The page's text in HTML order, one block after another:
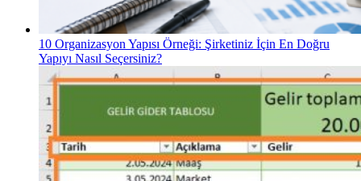
10 Organizasyon Yapısı Örneği: Şirketiniz İçin En Doğru
Yapıyı Nasıl Seçersiniz?